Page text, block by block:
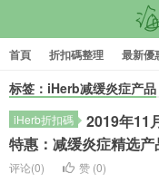
首頁 折扣碼整理 最新優
标签：iHerb减缓炎症产品
iHerb折扣碼
2019年11
特惠：减缓炎症精选
评论(0)
赞 (0)